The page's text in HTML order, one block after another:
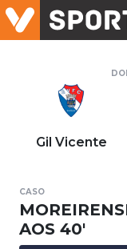
Gil Vicente
CASO
AOS 40'